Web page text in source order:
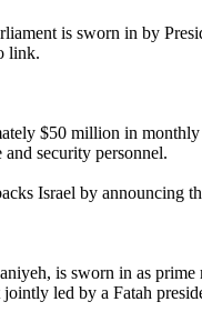
is sworn in by
link.
$50 million in monthly
security personnel.
Israel by announcing
is sworn in as
led by a Fatah